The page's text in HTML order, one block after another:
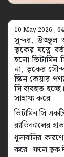
10 May 2026 ,
সুন্দর, উজ্জ্বল
ত্বকের যত্নে
হলো ভিটামিন
না, ত্বকের
স্কিন কেয়ার
সি ব্যবহৃত
সাহায্য করে।
ভিটামিন সি
র‍্যাডিক্যালের
ধুলাবালির
করে। ফলে ত্বক